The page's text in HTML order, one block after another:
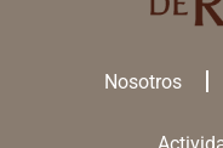
Nosotros